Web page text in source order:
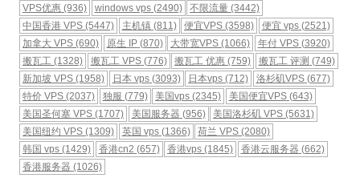
VPS优惠 (936) windows vps(2490) 不限流量 (3442)
中国香港 VPS (5447) 主机镇(811) 便宜VPS (3598) 便宜 vps(2521)
加拿大 VPS (690) 原生 IP(870) 大带宽VPS (1066) 年付 VPS(3920)
搬瓦工 (1328) 搬瓦工 VPS(776) 搬瓦工 优惠 (759) 搬瓦工 评测 (749)
新加坡 VPS (1958) 日本 vps(3093) 日本vps (712) 洛杉矶VPS(677)
特价 VPS (2037) 独服 (779) 美国vps (2345) 美国便宜VPS(643)
美国圣何塞 VPS (1707) 美国服务器 (956) 美国洛杉矶 VPS (5631)
美国纽约 VPS (1309) 英国 vps(1366) 荷兰 VPS (2080)
韩国 vps (1429) 香港cn2 (657) 香港vps (1845) 香港云服务器 (662)
香港服务器 (1026)